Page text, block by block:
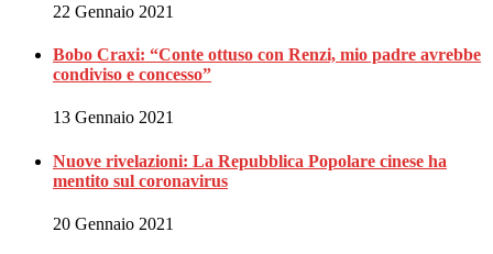
22 Gennaio 2021
Bobo Craxi: “Conte ottuso con Renzi, mio padre avrebbe
condiviso e concesso”
13 Gennaio 2021
Nuove rivelazioni: La Repubblica Popolare cinese ha
mentito sul coronavirus
20 Gennaio 2021